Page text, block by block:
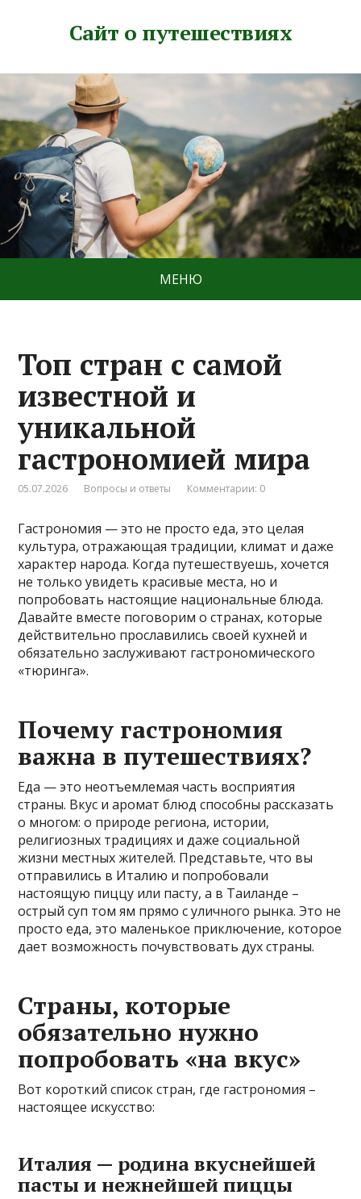
Сайт о путешествиях
МЕНЮ
Топ стран с самой
известной и
уникальной
гастрономией мира
05.07.2026 Вопросы и ответы Комментарии: 0
Гастрономия — это не просто еда, это целая
культура, отражающая традиции, климат и даже
характер народа. Когда путешествуешь, хочется
не только увидеть красивые места, но и
попробовать настоящие национальные блюда.
Давайте вместе поговорим о странах, которые
действительно прославились своей кухней и
обязательно заслуживают гастрономического
«тюринга».
Почему гастрономия
важна в путешествиях?
Еда — это неотъемлемая часть восприятия
страны. Вкус и аромат блюд способны рассказать
о многом: о природе региона, истории,
религиозных традициях и даже социальной
жизни местных жителей. Представьте, что вы
отправились в Италию и попробовали
настоящую пиццу или пасту, а в Таиланде –
острый суп том ям прямо с уличного рынка. Это не
просто еда, это маленькое приключение, которое
дает возможность почувствовать дух страны.
Страны, которые
обязательно нужно
попробовать «на вкус»
Вот короткий список стран, где гастрономия –
настоящее искусство:
Италия — родина вкуснейшей
пасты и нежнейшей пиццы